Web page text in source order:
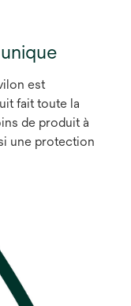
est
fait toute la
de produit à
une protection